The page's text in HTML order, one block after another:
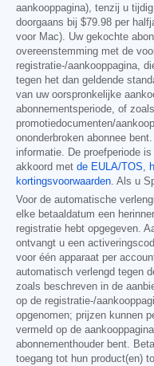
aankooppagina), tenzij u
doorgaans bij $79.98 per
voor Mac). Uw gekochte
overeenstemming met de
registratie-/aankooppagina,
tegen het dan geldende
van uw oorspronkelijke
abonnementsperiode, of
promotiedocumenten/
ononderbroken abonnee
informatie. De proefperiode
akkoord met de EULA/TOS
kortingsvoorwaarden . Als u
Voor de automatische
elke betaaldatum een
registratie hebt opgegeven.
ontvangt u een
voor één apparaat per
automatisch verlengd tegen
zoals beschreven in de
op de registratie-/
opgenomen; prijzen kunnen
vermeld op de
abonnementhouder bent.
toegang tot hun product(en)